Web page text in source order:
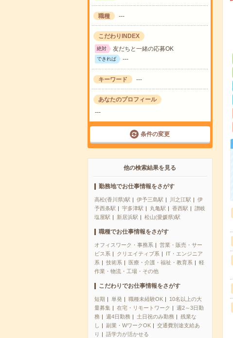
職種 ---
こだわりINDEX
絶対 友だちと一緒の応募OK
できれば ---
キーワード ---
あなたのプロフィール
---
条件の変更
他の検索結果を見る
勤務地でお仕事情報をさがす
高松(香川県)駅 伊予三島駅 川之江駅
伊
予西条駅
宇多津駅 丸亀駅 香西駅
讃岐
塩屋駅
新居浜駅 松山(愛媛県)駅
職種でお仕事情報をさがす
オフィスワーク・事務系
営業・販売・サー
ビス系
クリエイティブ系
IT・エンジニア
系
技術系 医療・介護・福祉・教育系
軽
作業・物流・工場・その他
こだわりでお仕事情報をさがす
短期 単発 職種未経験OK
10名以上の大
量募集
在宅・リモートワーク
週2～3日勤
務
週4日勤務 土日祝のみ勤務
残業な
し
副業・WワークOK
交通費別途支給あ
り
語学力が活かせる